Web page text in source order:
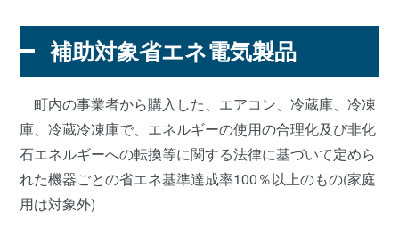
補助対象省エネ電気製品
町内の事業者から購入した、エアコン、冷蔵庫、冷凍
庫、冷蔵冷凍庫で、エネルギーの使用の合理化及び非化
石エネルギーへの転換等に関する法律に基づいて定めら
れた機器ごとの省エネ基準達成率100％以上のもの(家庭
用は対象外)